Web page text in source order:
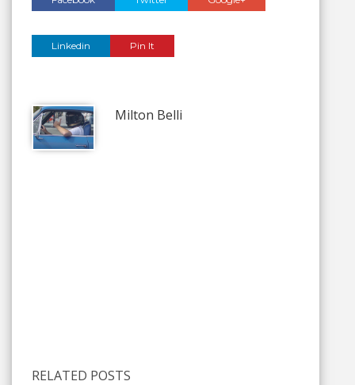
Linkedin Pin It
Milton Belli
RELATED POSTS